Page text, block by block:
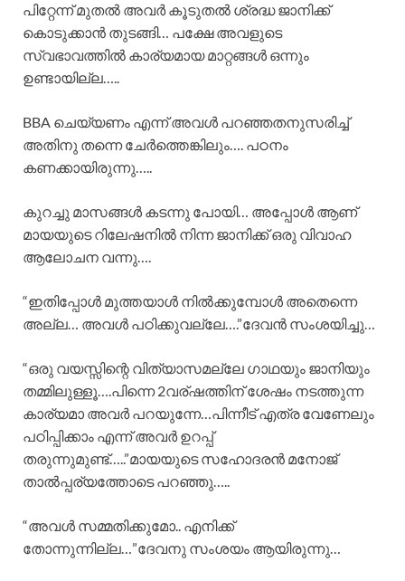
പിറ്റേന്ന് മുതൽ അവർ കൂടുതൽ ശ്രദ്ധ ജാനിക്ക്
കൊടുക്കാൻ തുടങ്ങി… പക്ഷേ അവളുടെ
സ്വഭാവത്തിൽ കാര്യമായ മാറ്റങ്ങൾ ഒന്നും
ഉണ്ടായില്ല…..
BBA ചെയ്യണം എന്ന് അവൾ പറഞ്ഞതനുസരിച്ച്
അതിനു തന്നെ ചേർത്തെങ്കിലും…. പഠനം
കണക്കായിരുന്നു…..
കുറച്ചു മാസങ്ങൾ കടന്നു പോയി… അപ്പോൾ ആണ്
മായയുടെ റിലേഷനിൽ നിന്ന ജാനിക്ക് ഒരു വിവാഹ
ആലോചന വന്നു….
“ഇതിപ്പോൾ മുത്തയാൾ നിൽക്കുമ്പോൾ അതെന്നെ
അല്ല… അവൾ പഠിക്കുവല്ലേ….”ദേവൻ സംശയിച്ചു…
“ഒരു വയസ്സിന്റെ വിത്യാസമല്ലേ ഗാഥയും ജാനിയും
തമ്മിലുള്ളൂ….പിന്നെ 2വര്ഷത്തിന് ശേഷം നടത്തുന്ന
കാര്യമാ അവർ പറയുന്നേ…പിന്നീട് എത്ര വേണേലും
പഠിപ്പിക്കാം എന്ന് അവർ ഉറപ്പ്
തരുന്നുമുണ്ട്…..”മായയുടെ സഹോദരൻ മനോജ്‌
താൽപ്പര്യത്തോടെ പറഞ്ഞു…..
“അവൾ സമ്മതിക്കുമോ.. എനിക്ക്
തോന്നുന്നില്ല…”ദേവനു സംശയം ആയിരുന്നു…